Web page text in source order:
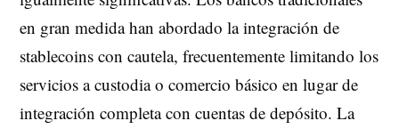
en gran medida han abordado la integración de
stablecoins con cautela, frecuentemente limitando los
servicios a custodia o comercio básico en lugar de
integración completa con cuentas de depósito. La